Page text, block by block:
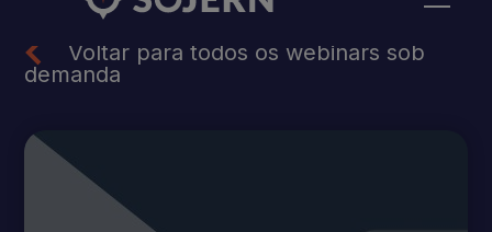
Voltar para todos os webinars sob
demanda